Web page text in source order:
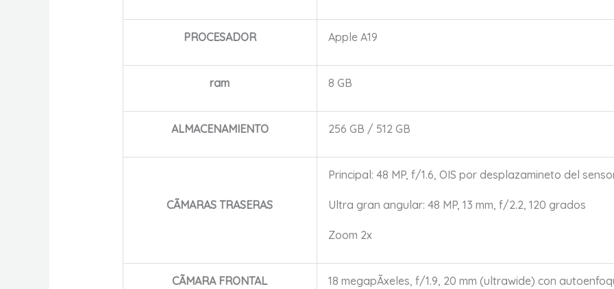
PROCESADOR Apple A19
ram 8 GB
ALMACENAMIENTO 256 GB / 512 GB
CÃMARAS TRASERAS
Principal: 48 MP, f/1.6, OIS por desplazamineto del
Ultra gran angular: 48 MP, 13 mm, f/2.2, 120 grados
Zoom 2x
CÃMARA FRONTAL 18 megapÃ­xeles, f/1.9, 20 mm (ultrawide) con